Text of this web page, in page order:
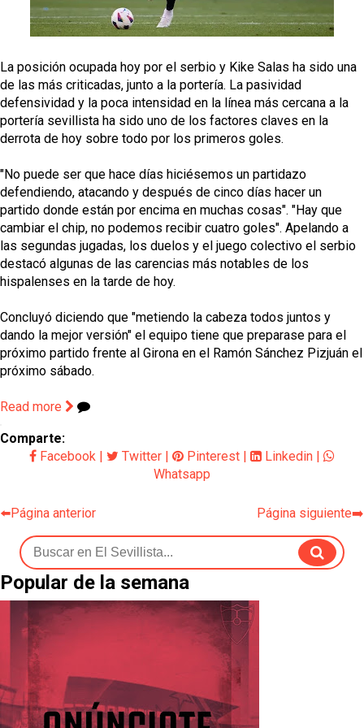
Sow muy cerca de cerrar su traspaso al Genoa
Oso es el siguiente en la lista para salir
Banquillos confirmados: así queda la cantera del
Sevilla Femenino para la 2026/27
La posición ocupada hoy por el serbio y Kike Salas ha sido una
de las más criticadas, junto a la portería. La pasividad
defensividad y la poca intensidad en la línea más cercana a la
portería sevillista ha sido uno de los factores claves en la
derrota de hoy sobre todo por los primeros goles.
"No puede ser que hace días hiciésemos un partidazo
defendiendo, atacando y después de cinco días hacer un
partido donde están por encima en muchas cosas". "Hay que
cambiar el chip, no podemos recibir cuatro goles". Apelando a
las segundas jugadas, los duelos y el juego colectivo el serbio
destacó algunas de las carencias más notables de los
hispalenses en la tarde de hoy.
Concluyó diciendo que "metiendo la cabeza todos juntos y
dando la mejor versión" el equipo tiene que preparase para el
próximo partido frente al Girona en el Ramón Sánchez Pizjuán el
próximo sábado.
Read more
Comparte:
Facebook
Twitter Pinterest Linkedin
Whatsapp
⬅️Página anterior Página siguiente➡️
Popular de la semana